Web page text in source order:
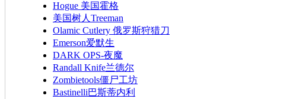
Hogue 美国霍格
美国树人Treeman
Olamic Cutlery 俄罗斯狩猎刀
Emerson爱默生
DARK OPS-夜魔
Randall Knife兰德尔
Zombietools僵尸工坊
Bastinelli巴斯蒂内利